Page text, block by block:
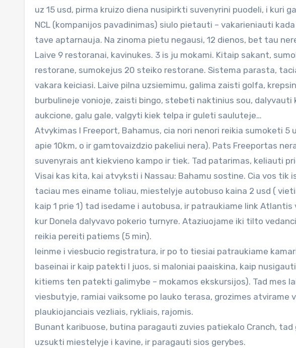
uz 15 usd, pirma kruizo diena nusipirkti suvenyrini puodeli, i kuri
NCL (kompanijos pavadinimas) siulo pietauti – vakarieniauti
tave aptarnauja. Na zinoma pietu negausi, 12 dienos, bet tau
Laive 9 restoranai, kavinukes. 3 is ju mokami. Kitaip sakant,
restorane, sumokejus 20 steiko restorane. Sistema parasta,
vakara keiciasi. Laive pilna uzsiemimu, galima zaisti golfa,
burbulineje vonioje, zaisti bingo, stebeti naktinius sou, dalyvauti
aukcione, galu gale, valgyti kiek telpa ir guleti sauluteje…
Atvykimas I Freeport, Bahamus, cia nori nenori reikia sumoketi
apie 10km, o ir gamtovaizdzio pakeliui nera). Pats Freeportas
suvenyrais ant kiekvieno kampo ir tiek. Tad patarimas, keliauti
Visai kas kita, kai atvyksti i Nassau: Bahamu sostine. Cia vos tik
taciau mes einame toliau, miestelyje autobuso kaina 2 usd (
kaip 1 prie 1) tad isedame i autobusa, ir patraukiame link
kur Donela dalyvavo pokerio turnyre. Ataziuojame iki tilto
reikia pereiti patiems (5 min).
Ieinme i viesbucio registratura, ir po to tiesiai patraukiame
baseinai ir kaip patekti I juos, si maloniai paaiskina, kaip
kitiems ten patekti galimybe – mokamos ekskursijos). Tad mes
viesbutyje, ramiai vaiksome po lauko terasa, grozimes atvirame
plaukiojanciais vezliais, rykliais, rajomis.
Bunant karibuose, butina paragauti zuvies patiekalo Cranch,
uzsukti miestelyje i kavine, ir paragauti sios gerybes.